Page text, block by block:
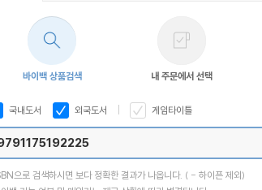
바이백 상품검색 내 주문에서 선택
국내도서 외국도서 게임타이틀
으로 검색하시면 보다 정확한 결과가 나옵니다. ( - 하이픈 제외)